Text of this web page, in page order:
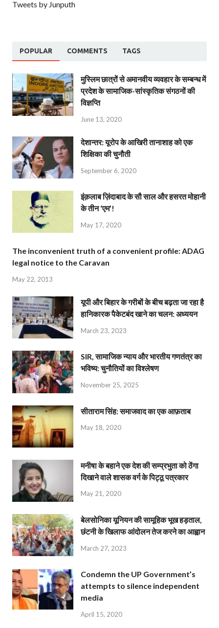
Tweets by Junputh
POPULAR COMMENTS TAGS
मुस्लिम छात्रों से अमानवीय व्यवहार के सम्बन्ध में
प्रदेश के सामाजिक-सांस्कृतिक संगठनों की
विज्ञप्ति
June 13, 2020
देशान्‍तर: यूरोप के आखिरी तानाशाह को एक
शिक्षिका की चुनौती
September 6, 2020
इंक़लाब ज़िंदाबाद के सौ साल और हसरत मोहानी
के तीन ‘एम’!
May 17, 2020
The inconvenient truth of a convenient profile: ADAG
legal notice to the Caravan
May 22, 2013
यूपी और बिहार के गरीबों के बीच बढ़ता जा रहा है
हानिकारक पैकेटबंद खाने का चलन: अध्ययन
March 23, 2023
SIR, सामाजिक न्याय और भारतीय गणतंत्र का
भविष्य: चुनौतियों का विश्लेषण
November 25, 2025
सीताराम सिंह: समाजवाद का एक आफ़ताब
May 18, 2020
मनीषा के बहाने एक देश की सम्प्रभुता को ठेंगा
दिखाने वाले शासक वर्ग के पिट्ठू पत्रकार
May 21, 2020
बेलसोनिका यूनियन की सामूहिक भूख हड़ताल,
छंटनी के खिलाफ आंदोलन तेज करने का आह्वान
March 27, 2023
Condemn the UP Government’s
attempts to silence independent
media
April 15, 2020